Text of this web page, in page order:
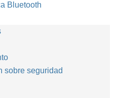
Bluetooth
sobre seguridad